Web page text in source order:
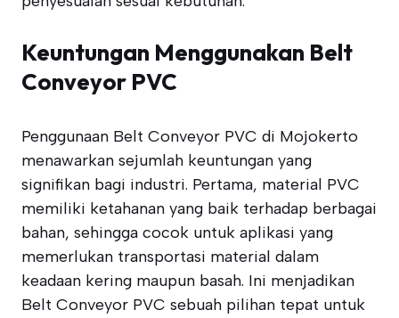
Keuntungan Menggunakan Belt
Conveyor PVC
Penggunaan Belt Conveyor PVC di Mojokerto
menawarkan sejumlah keuntungan yang
signifikan bagi industri. Pertama, material PVC
memiliki ketahanan yang baik terhadap berbagai
bahan, sehingga cocok untuk aplikasi yang
memerlukan transportasi material dalam
keadaan kering maupun basah. Ini menjadikan
Belt Conveyor PVC sebuah pilihan tepat untuk